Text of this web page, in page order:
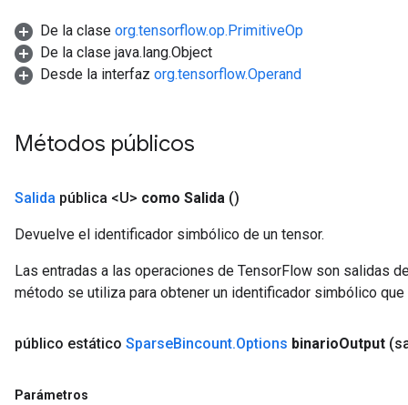
De la clase org.tensorflow.op.PrimitiveOp
De la clase java.lang.Object
Desde la interfaz org.tensorflow.Operand
Métodos públicos
Salida pública <U> como Salida ()
Devuelve el identificador simbólico de un tensor.
Las entradas a las operaciones de TensorFlow son salidas
método se utiliza para obtener un identificador simbólico
público estático SparseBincount.Options binarioOutput
Parámetros